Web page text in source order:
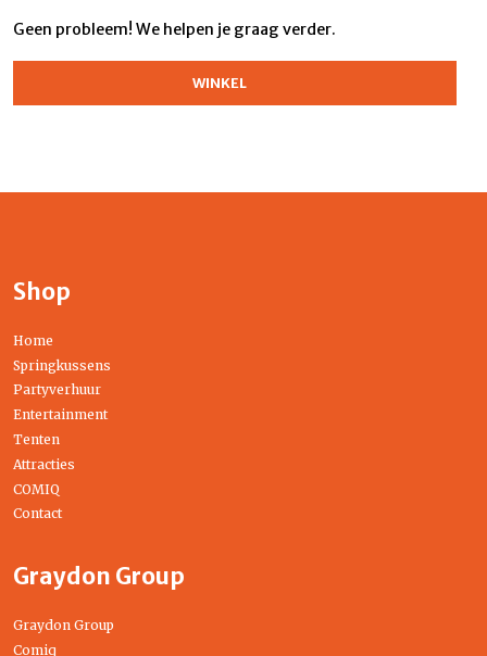
Geen probleem! We helpen je graag verder.
WINKEL
Shop
Home
Springkussens
Partyverhuur
Entertainment
Tenten
Attracties
COMIQ
Contact
Graydon Group
Graydon Group
Comiq